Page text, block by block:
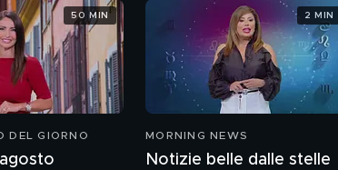
DEL GIORNO
50 MIN
MORNING NEWS
Notizie belle dalle stelle
2 MIN